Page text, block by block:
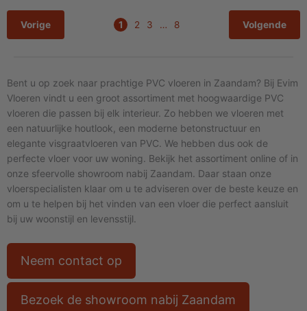
Vorige 1 2 3 … 8 Volgende
Bent u op zoek naar prachtige PVC vloeren in Zaandam? Bij Evim
Vloeren vindt u een groot assortiment met hoogwaardige PVC
vloeren die passen bij elk interieur. Zo hebben we vloeren met
een natuurlijke houtlook, een moderne betonstructuur en
elegante visgraatvloeren van PVC. We hebben dus ook de
perfecte vloer voor uw woning. Bekijk het assortiment online of in
onze sfeervolle showroom nabij Zaandam. Daar staan onze
vloerspecialisten klaar om u te adviseren over de beste keuze en
om u te helpen bij het vinden van een vloer die perfect aansluit
bij uw woonstijl en levensstijl.
Neem contact op
Bezoek de showroom nabij Zaandam